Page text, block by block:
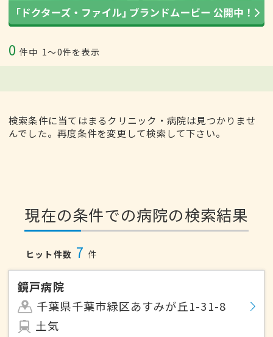
0 件中 1〜0件を表示
検索条件に当てはまるクリニック・病院は見つかりませ
んでした。再度条件を変更して検索して下さい。
現在の条件での病院の検索結果
ヒット件数 7 件
鏡戸病院
千葉県千葉市緑区あすみが丘1-31-8
土気